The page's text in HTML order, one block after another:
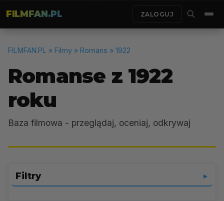
FILMFAN.PL ZALOGUJ
FILMFAN.PL » Filmy » Romans » 1922
Romanse z 1922
roku
Baza filmowa - przeglądaj, oceniaj, odkrywaj
Filtry ▼